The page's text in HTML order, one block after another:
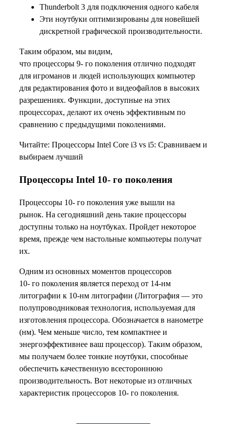
Thunderbolt 3 для подключения одного кабеля
Эти ноутбуки оптимизированы для новейшей
дискретной графической производительности.
Таким образом, мы видим,
что процессоры 9- го поколения отлично подходят
для игроманов и людей использующих компьютер
для редактирования фото и видеофайлов в высоких
разрешениях. Функции, доступные на этих
процессорах, делают их очень эффективным по
сравнению с предыдущими поколениями.
Читайте: Процессоры Intel Core i3 vs i5: Сравниваем и
выбираем лучший
Процессоры Intel 10- го поколения
Процессоры 10- го поколения уже вышли на
рынок. На сегодняшний день такие процессоры
доступны только на ноутбуках. Пройдет некоторое
время, прежде чем настольные компьютеры получат
их.
Одним из основных моментов процессоров
10- го поколения является переход от 14-нм
литографии к 10-нм литографии (Литография — это
полупроводниковая технология, используемая для
изготовления процессора. Обозначается в нанометре
(нм). Чем меньше число, тем компактнее и
энергоэффективнее ваш процессор). Таким образом,
мы получаем более тонкие ноутбуки, способные
обеспечить качественную всестороннюю
производительность. Вот некоторые из отличных
характеристик процессоров 10- го поколения.